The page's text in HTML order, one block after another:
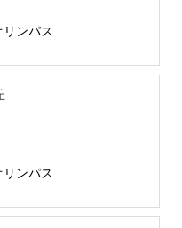
リンパス
リンパス